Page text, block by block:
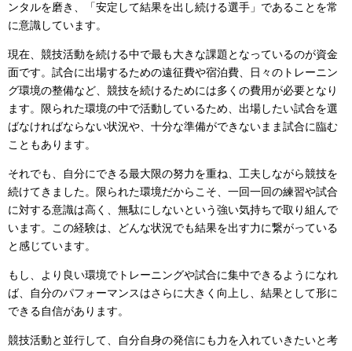
ンタルを磨き、「安定して結果を出し続ける選手」であることを常
に意識しています。
現在、競技活動を続ける中で最も大きな課題となっているのが資金
面です。試合に出場するための遠征費や宿泊費、日々のトレーニン
グ環境の整備など、競技を続けるためには多くの費用が必要となり
ます。限られた環境の中で活動しているため、出場したい試合を選
ばなければならない状況や、十分な準備ができないまま試合に臨む
こともあります。
それでも、自分にできる最大限の努力を重ね、工夫しながら競技を
続けてきました。限られた環境だからこそ、一回一回の練習や試合
に対する意識は高く、無駄にしないという強い気持ちで取り組んで
います。この経験は、どんな状況でも結果を出す力に繋がっている
と感じています。
もし、より良い環境でトレーニングや試合に集中できるようになれ
ば、自分のパフォーマンスはさらに大きく向上し、結果として形に
できる自信があります。
競技活動と並行して、自分自身の発信にも力を入れていきたいと考